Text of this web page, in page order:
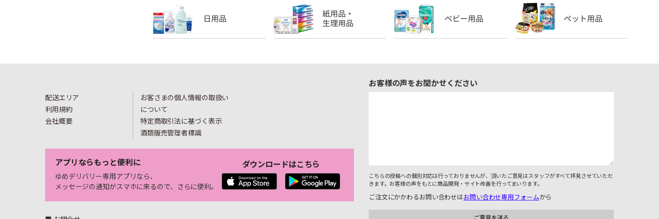
配送エリア
利用規約
会社概要
お客さまの個人情報の取扱い
について
特定商取引法に基づく表示
酒類販売管理者標識
アプリならもっと便利に
ゆめデリバリー専用アプリなら、
メッセージの通知がスマホに来るので、さらに便利。
ダウンロードはこちら
お客様の声をお聞かせください
こちらの投稿への個別対応は行っておりませんが、頂いたご意見はスタッフがすべて拝見させていただ
きます。お客様の声をもとに商品開発・サイト改善を行ってまいります。
ご注文にかかわるお問い合わせはお問い合わせ専用フォームから